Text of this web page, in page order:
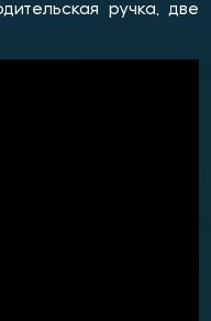
ручка, две